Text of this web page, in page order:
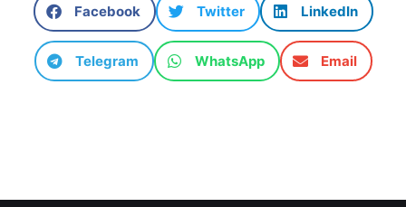
Facebook Twitter LinkedIn
Telegram WhatsApp Email